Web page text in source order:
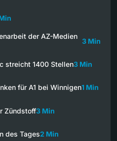
der AZ-Medien
3 Min
streicht 1400 Stellen3 Min
für A1 bei Winnigen1 Min
Zündstoff3 Min
des Tages2 Min